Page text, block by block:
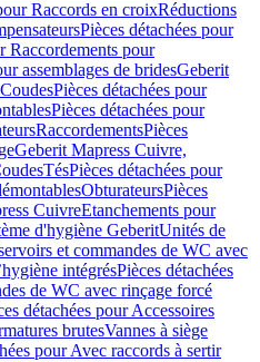
Raccords en croixRéductions
Pièces détachées pour
Raccordements pour
assemblages de bridesGeberit
CoudesPièces détachées pour
Pièces détachées pour
RaccordementsPièces
Geberit Mapress Cuivre,
TésPièces détachées pour
ObturateursPièces
CuivreEtanchements pour
d'hygiène GeberitUnités de
et commandes de WC avec
intégrésPièces détachées
de WC avec rinçage forcé
détachées pour Accessoires
brutesVannes à siège
pour Avec raccords à sertir